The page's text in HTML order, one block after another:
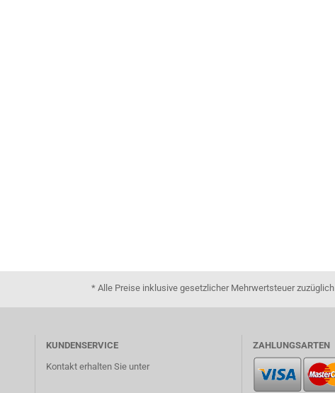
* Alle Preise inklusive gesetzlicher Mehrwertsteuer zuzüglich
KUNDENSERVICE
Kontakt erhalten Sie unter
ZAHLUNGSARTEN